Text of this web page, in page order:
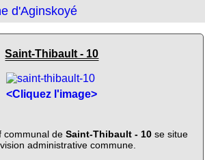
d'Aginskoyé
Saint-Thibault - 10
<Cliquez l'image>
communal de Saint-Thibault - 10se situe
administrative commune.